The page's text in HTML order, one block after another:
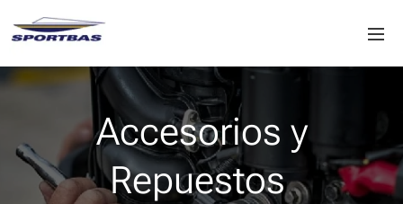
Accesorios y
Repuestos